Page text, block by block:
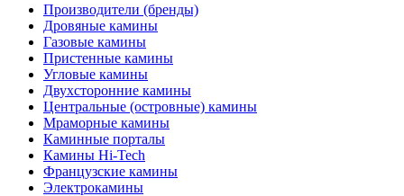
Производители (бренды)
Дровяные камины
Газовые камины
Пристенные камины
Угловые камины
Двухсторонние камины
Центральные (островные) камины
Мраморные камины
Каминные порталы
Камины Hi-Tech
Французские камины
Электрокамины